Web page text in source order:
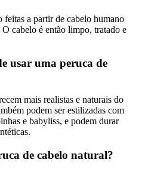
feitas a partir de cabelo humano
cabelo é então limpo, tratado e
usar uma peruca de
mais realistas e naturais do
podem ser estilizadas com
e babyliss, e podem durar
de cabelo natural?